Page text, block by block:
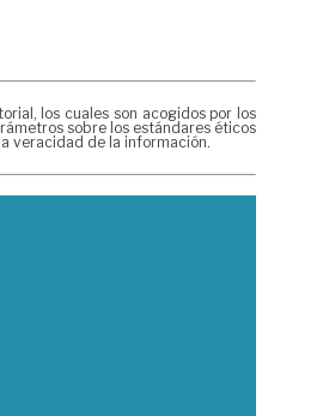
los cuales son acogidos por los
sobre los estándares éticos
veracidad de la información.